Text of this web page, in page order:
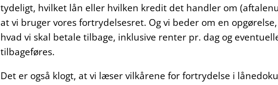
tydeligt, hvilket lån eller hvilken kredit det handler om
at vi bruger vores fortrydelsesret. Og vi beder om en
hvad vi skal betale tilbage, inklusive renter pr. dag og
tilbageføres.
Det er også klogt, at vi læser vilkårene for fortrydelse i